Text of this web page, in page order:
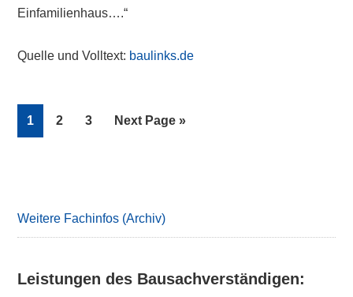
Einfamilienhaus….“
Quelle und Volltext: baulinks.de
Page
1 Page
2 Page
3
Go
Next Page »
Weitere Fachinfos (Archiv)
Leistungen des Bausachverständigen: